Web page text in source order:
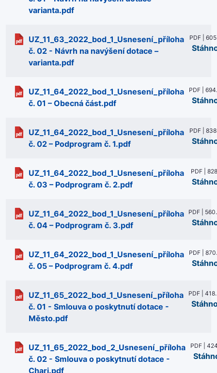
varianta.pdf
UZ_11_63_2022_bod_1_Usnesení_příloha
č. 02 - Návrh na navýšení dotace –
varianta.pdf
PDF |
UZ_11_64_2022_bod_1_Usnesení_příloha
č. 01 – Obecná část.pdf
PDF |
UZ_11_64_2022_bod_1_Usnesení_příloha
č. 02 – Podprogram č. 1.pdf
PDF |
UZ_11_64_2022_bod_1_Usnesení_příloha
č. 03 – Podprogram č. 2.pdf
PDF |
UZ_11_64_2022_bod_1_Usnesení_příloha
č. 04 – Podprogram č. 3.pdf
PDF |
UZ_11_64_2022_bod_1_Usnesení_příloha
č. 05 – Podprogram č. 4.pdf
PDF |
UZ_11_65_2022_bod_1_Usnesení_příloha
č. 01 - Smlouva o poskytnutí dotace -
Město.pdf
PDF |
UZ_11_65_2022_bod_2_Usnesení_příloha
č. 02 - Smlouva o poskytnutí dotace -
Chari.pdf
PDF |